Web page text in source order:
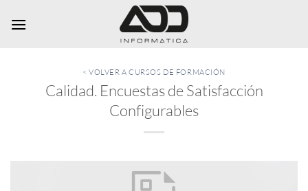
< VOLVER A CURSOS DE FORMACIÓN
Calidad. Encuestas de Satisfacción
Configurables